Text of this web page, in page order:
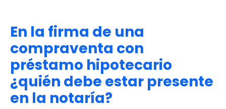
En la firma de una
compraventa con
préstamo hipotecario
¿quién debe estar presente
en la notaría?